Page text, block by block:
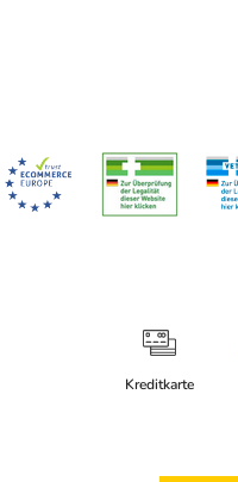
Kreditkarte